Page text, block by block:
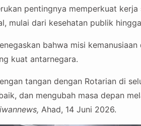
pentingnya memperkuat
mulai dari kesehatan publik
bahwa misi kemanusiaan
kuat antarnegara.
tangan dengan Rotarian di
dan mengubah masa depan
Ahad, 14 Juni 2026.